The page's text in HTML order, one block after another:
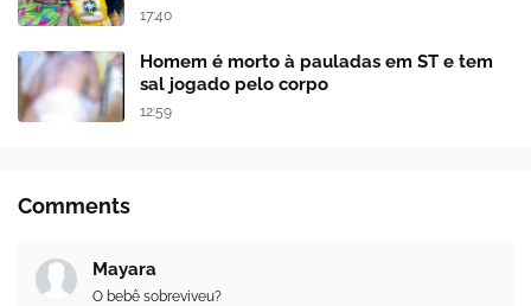
17:40
Homem é morto à pauladas em ST e tem
sal jogado pelo corpo
12:59
Comments
Mayara
O bebê sobreviveu?